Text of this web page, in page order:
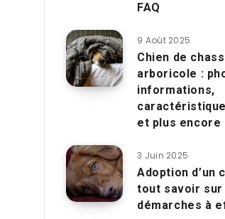
FAQ
9 Août 2025
Chien de
arboricole :
informations,
et plus encore
3 Juin 2025
Adoption d’un
tout savoir sur
démarches à